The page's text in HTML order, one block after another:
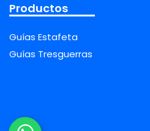
Productos
Guías Estafeta
Guías Tresguerras